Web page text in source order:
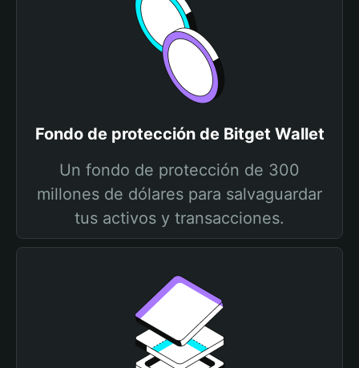
Fondo de protección de Bitget Wallet
Un fondo de protección de 300
millones de dólares para salvaguardar
tus activos y transacciones.